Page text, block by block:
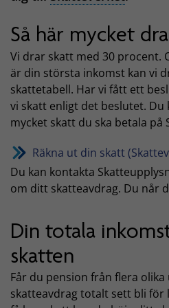
Så här mycket
Vi drar skatt med 30 procent.
är din största inkomst kan vi
skattetabell. Har vi fått ett
vi skatt enligt det beslutet. Du
mycket skatt du ska betala på
Räkna ut din skatt
Du kan kontakta
om ditt skatteavdrag. Du når
Din totala
skatten
Får du pension från flera
skatteavdrag totalt sett bli för